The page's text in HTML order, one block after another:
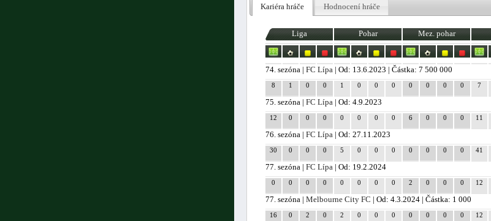
Kariéra hráče Hodnocení hráče
Liga Pohar Mez. pohar
74. sezóna |FC Lípa | Od: 13.6.2023 | Částka: 7 500 000
8 1 0 0 1 0 0 0 0 0 0 0 7
75. sezóna |FC Lípa | Od: 4.9.2023
12 0 0 0 0 0 0 0 6 0 0 0 11
76. sezóna |FC Lípa | Od: 27.11.2023
30 0 0 0 5 0 0 0 0 0 0 0 41
77. sezóna |FC Lípa | Od: 19.2.2024
0 0 0 0 0 0 0 0 2 0 0 0 12
77. sezóna |Melbourne City FC | Od: 4.3.2024 | Částka: 1 000
16 0 2 0 2 0 0 0 0 0 0 0 12